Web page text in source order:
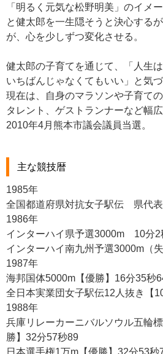
「明るく元気な松野明美」のイメ
と健太郎を一生隠そうと決心する
が、心を少しずつ変化させる。
健太郎の子育てを通じて、「人生
いちばんじゃなくてもいい」と気づ
現在は、自身のマラソンや子育て
タレント、ゲストランナーなど幅広
2010年4月熊本市議会議員当選。
主な競技暦
1985年
全国都道府県対抗女子駅伝 県代表
1986年
インターハイ県予選3000m 10分2
インターハイ南九州予選3000m（失
1987年
海邦国体5000m【優勝】16分35秒
全日本実業団女子駅伝12人抜き【
1988年
兵庫リレーカーニバルソウル五輪
勝】32分57秒89
日本選手権1万m【優勝】32分53秒